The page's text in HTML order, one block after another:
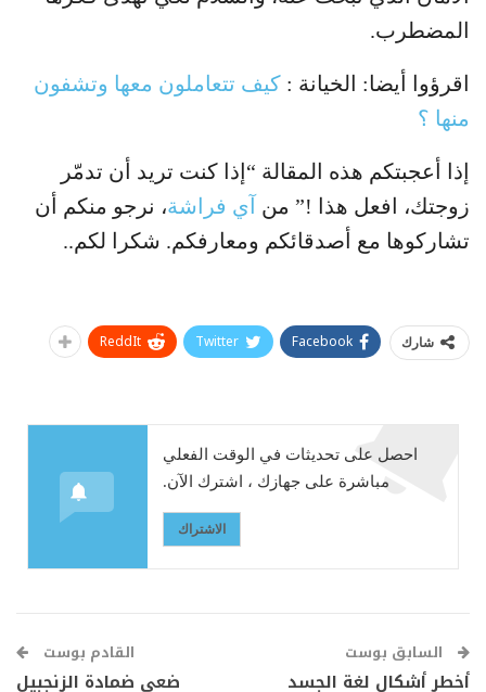
المضطرب.
اقرؤوا أيضا: الخيانة : كيف تتعاملون معها وتشفون
منها ؟
إذا أعجبتكم هذه المقالة “إذا كنت تريد أن تدمّر
زوجتك، افعل هذا !” من آي فراشة، نرجو منكم أن
تشاركوها مع أصدقائكم ومعارفكم. شكرا لكم..
شارك Facebook
Twitter
ReddIt
احصل على تحديثات في الوقت الفعلي
مباشرة على جهازك ، اشترك الآن.
الاشتراك
السابق بوست
أخطر أشكال لغة الجسد
القادم بوست
ضعي ضمادة الزنجبيل